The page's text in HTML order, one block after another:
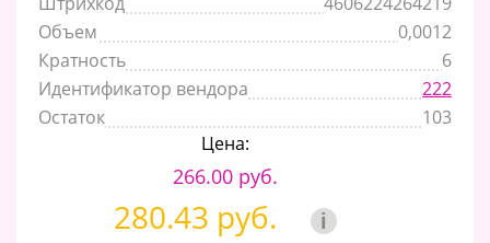
Объем
0,0012
Кратность
6
Идентификатор вендора
222
Остаток
103
Цена:
266.00 руб.
280.43 руб. i